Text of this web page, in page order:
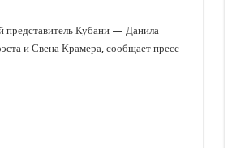
представитель Кубани — Данила
и Свена Крамера, сообщает пресс-